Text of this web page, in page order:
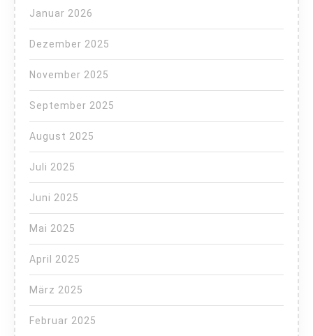
Januar 2026
Dezember 2025
November 2025
September 2025
August 2025
Juli 2025
Juni 2025
Mai 2025
April 2025
März 2025
Februar 2025